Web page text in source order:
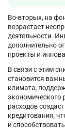
Во-вторых, на
возрастает
деятельности.
дополнительно
проекты и
В связи с этим
становится
климата,
экономического
расходов
кредитования,
и